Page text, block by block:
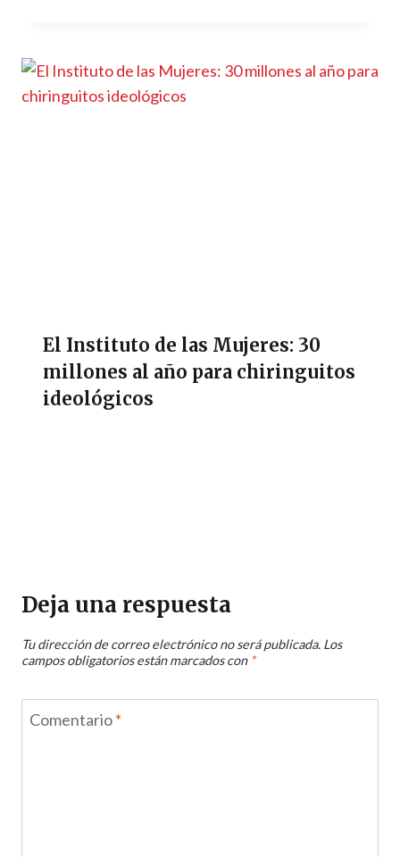
El Instituto de las Mujeres: 30
millones al año para chiringuitos
ideológicos
Deja una respuesta
Tu dirección de correo electrónico no será publicada. Los
campos obligatorios están marcados con *
Comentario*